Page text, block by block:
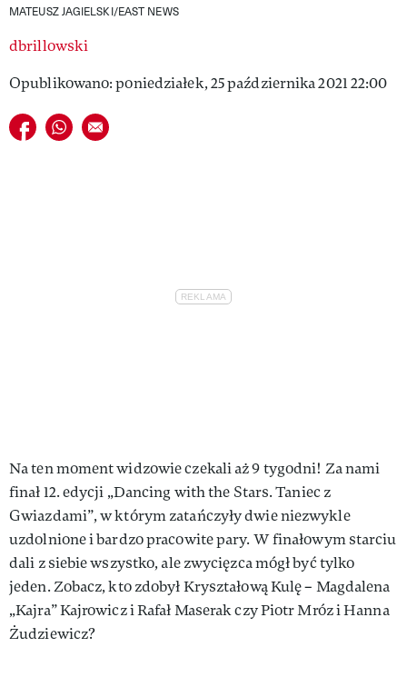
VIVA!MAN
VIVA!PEOPLE POWER
VIVA!ITAKA
MAGAZYN VIVA!
MATEUSZ JAGIELSKI/EAST NEWS
dbrillowski
Opublikowano: poniedziałek, 25 października 2021 22:00
Udostępnij na facebook
Udostępnij na whatsapp
E-mail do przyjaciela
Na ten moment widzowie czekali aż 9 tygodni! Za nami
finał 12. edycji „Dancing with the Stars. Taniec z
Gwiazdami”, w którym zatańczyły dwie niezwykle
uzdolnione i bardzo pracowite pary. W finałowym starciu
dali z siebie wszystko, ale zwycięzca mógł być tylko
jeden. Zobacz, kto zdobył Kryształową Kulę – Magdalena
„Kajra” Kajrowicz i Rafał Maserak czy Piotr Mróz i Hanna
Żudziewicz?